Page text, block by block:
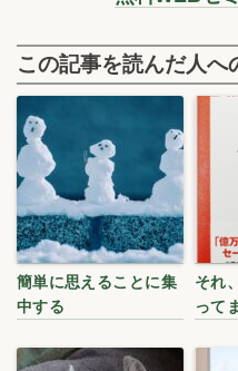
この記事を読んだ人へ
簡単に思えることに集
中する
それ
って